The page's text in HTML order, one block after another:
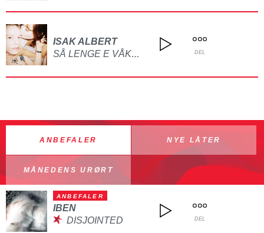
ISAK ALBERT
SÅ LENGE E VÅKNA HER IMORRA Å DEL
ANBEFALER NYE LÅTER
MÅNEDENS URØRT
ANBEFALER
IBEN
DISJOINTED
DEL